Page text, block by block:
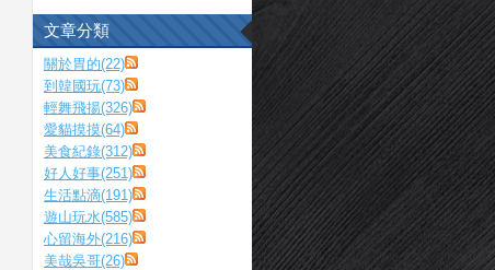
文章分類
關於胃的(22)
到韓國玩(73)
輕舞飛揚(326)
愛貓摸摸(64)
美食紀錄(312)
好人好事(251)
生活點滴(191)
遊山玩水(585)
心留海外(216)
美哉吳哥(26)